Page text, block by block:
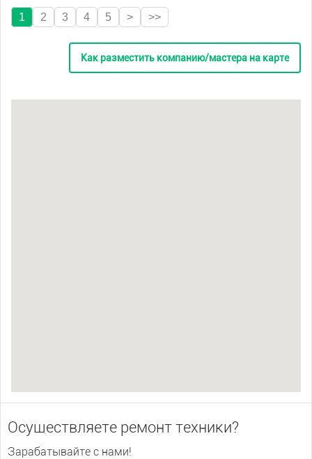
1 2 3 4 5 > >>
Как разместить компанию/мастера на карте
Осуществляете ремонт техники?
Зарабатывайте с нами!